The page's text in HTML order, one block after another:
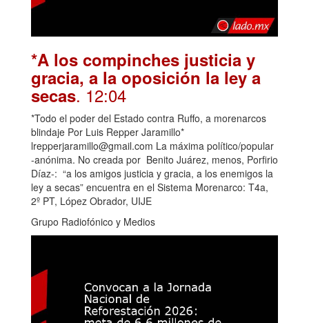
*A los compinches justicia y
gracia, a la oposición la ley a
secas. 12:04
*Todo el poder del Estado contra Ruffo, a morenarcos
blindaje Por Luis Repper Jaramillo*
lrepperjaramillo@gmail.com La máxima político/popular
-anónima. No creada por Benito Juárez, menos, Porfirio
Díaz-: “a los amigos justicia y gracia, a los enemigos la
ley a secas” encuentra en el Sistema Morenarco: T4a,
2º PT, López Obrador, UIJE
Grupo Radiofónico y Medios